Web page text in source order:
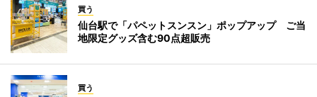
買う
仙台駅で「パペットスンスン」ポップアップ ご当
地限定グッズ含む90点超販売
買う